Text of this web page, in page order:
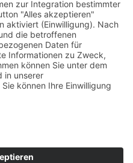
V-Klasse V 300 d Langstreckentest
2024
Hybrid – 100 km Verbrauch Test